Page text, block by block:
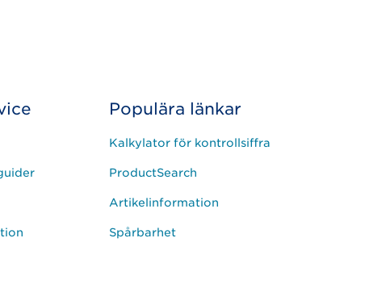
Populära länkar
Kalkylator för kontrollsiffra
ProductSearch
Artikelinformation
Spårbarhet